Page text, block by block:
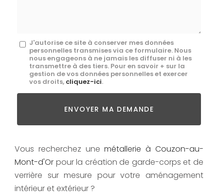
Message
J'autorise ce site à conserver mes données
personnelles transmises via ce formulaire. Nous
nous engageons à ne jamais les diffuser ni à les
transmettre à des tiers. Pour en savoir + sur la
gestion de vos données personnelles et exercer
vos droits, cliquez-ici.
Acceptation
ENVOYER MA DEMANDE
Vous recherchez unemétallerie à Couzon-au-
Mont-d'Or pour la création de garde-corps et de
verrière sur mesure pour votre aménagement
intérieur et extérieur ?